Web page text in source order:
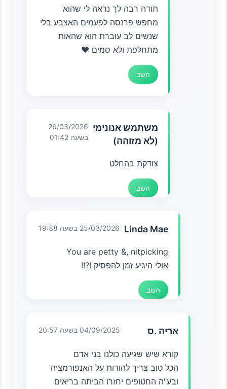
תודה רבה לך נראה לי שהוא
מחפש פרנסה לפעמים האצבע בלי
שנשים לב עוברת הוא שהאות
מתחלפת ולא סמים ❤️
השב
משתמש אנונימי
(לא מזוהה)
26/03/2026
בשעה 01:42
צודקת בהחלט
השב
Linda Mae 25/03/2026 בשעה 19:38
You are petty &, nitpicking
אולי היגיע זמן להפסיק !?!!
השב
אריה .ס 04/09/2025 בשעה 20:57
קורא שיש שגיעה כולנו בני אדם
הכל טוב צריך להודות על האנפורמציה
ובע"ה החטופים יחזרו הביתה בריאים